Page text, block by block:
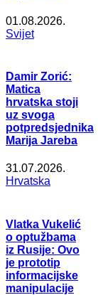
01.08.2026.
Svijet
Damir Zorić:
Matica
hrvatska stoji
uz svoga
potpredsjednika
Marija Jareba
31.07.2026.
Hrvatska
Vlatka Vukelić
o optužbama
iz Rusije: Ovo
je prototip
informacijske
manipulacije